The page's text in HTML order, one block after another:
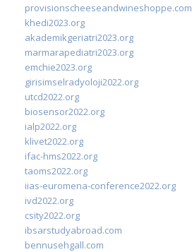
provisionscheeseandwineshoppe.com
khedi2023.org
akademikgeriatri2023.org
marmarapediatri2023.org
emchie2023.org
girisimselradyoloji2022.org
utcd2022.org
biosensor2022.org
ialp2022.org
klivet2022.org
ifac-hms2022.org
taoms2022.org
iias-euromena-conference2022.org
ivd2022.org
csity2022.org
ibsarstudyabroad.com
bennusehgall.com